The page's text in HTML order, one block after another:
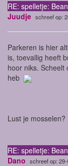
RE: spelletje:
Juudje schreef op:
Parkeren is hier
is, toevallig heeft
hoor niks.
heb
Lust je mosselen?
RE: spelletje:
Dano schreef op: